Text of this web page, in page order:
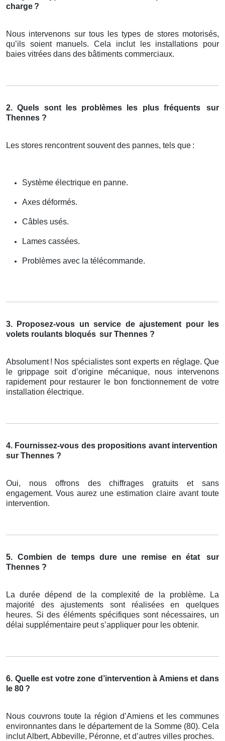
charge ?
Nous intervenons sur tous les types de stores motorisés,
qu’ils soient manuels. Cela inclut les installations pour
baies vitrées dans des bâtiments commerciaux.
2. Quels sont les problèmes les plus fréquents
sur
Thennes ?
Les stores rencontrent souvent des pannes, tels que :
Système électrique en panne.
Axes déformés.
Câbles usés.
Lames cassées.
Problèmes avec la télécommande.
3. Proposez-vous un service de ajustement pour les
volets roulants bloqués sur Thennes ?
Absolument ! Nos spécialistes sont experts en réglage. Que
le grippage soit d’origine mécanique, nous intervenons
rapidement pour restaurer le bon fonctionnement de votre
installation é lectrique.
4. Fournissez-vous des propositions avant intervention
sur Thennes ?
Oui, nous offrons des chiffrages gratuits et sans
engagement. Vous aurez une estimation claire avant toute
intervention.
5. Combien de temps dure une remise en état
sur
Thennes ?
La durée dépend de la complexité de la problème. La
majorité des ajustements sont réalisées en quelques
heures. Si des éléments spécifiques sont nécessaires, un
délai supplémentaire peut s’appliquer pour les obtenir.
6. Quelle est votre zone d’intervention à Amiens et dans
le 80 ?
Nous couvrons toute la région d’Amiens et les communes
environnantes dans le département de la Somme (80). Cela
inclut Albert, Abbeville, Péronne, et d’autres villes proches.